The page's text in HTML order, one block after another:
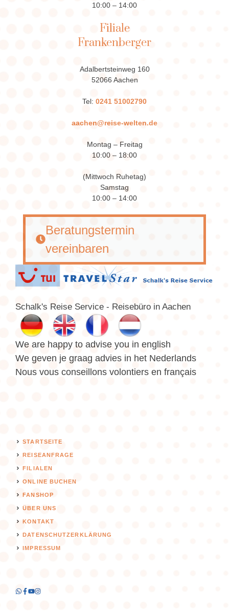
10:00 – 14:00
Filiale
Frankenberger
Adalbertsteinweg 160
52066 Aachen
Tel: 0241 51002790
aachen@reise-welten.de
Montag – Freitag
10:00 – 18:00
(Mittwoch Ruhetag)
Samstag
10:00 – 14:00
Beratungstermin
vereinbaren
Schalk's Reise Service - Reisebüro in Aachen
We are happy to advise you in english
We geven je graag advies in het Nederlands
Nous vous conseillons volontiers en français
STARTSEITE
REISEANFRAGE
FILIALEN
ONLINE BUCHEN
FANSHOP
ÜBER UNS
KONTAKT
DATENSCHUTZERKLÄRUNG
IMPRESSUM